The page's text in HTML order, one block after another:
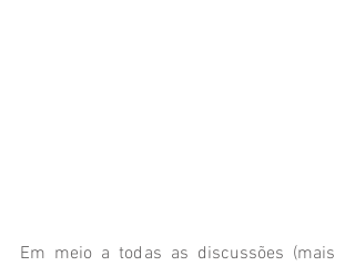
Em meio a todas as discussões (mais